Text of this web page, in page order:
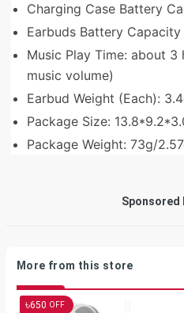
Charging Case Battery
Earbuds Battery
Music Play Time: about 3
music volume)
Earbud Weight (Each):
Package Size:
Package Weight: 73g/
Sponsored
More from this store
৳650 OFF